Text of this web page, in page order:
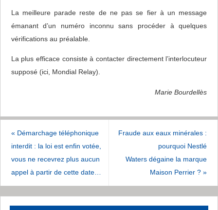
La meilleure parade reste de ne pas se fier à un message
émanant d’un numéro inconnu sans procéder à quelques
vérifications au préalable.
La plus efficace consiste à contacter directement l’interlocuteur
supposé (ici, Mondial Relay).
Marie Bourdellès
« Démarchage téléphonique
interdit : la loi est enfin votée,
vous ne recevrez plus aucun
appel à partir de cette date…
Fraude aux eaux minérales :
pourquoi Nestlé
Waters dégaine la marque
Maison Perrier ?»